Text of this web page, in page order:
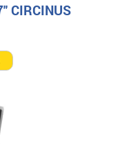
CIRCINUS